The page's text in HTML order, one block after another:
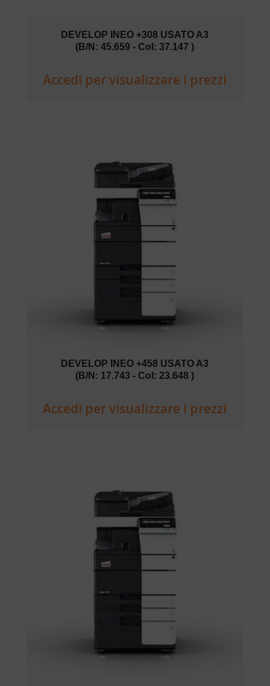
DEVELOP INEO +308 USATO A3
(B/N: 45.659 - Col: 37.147 )
Accedi per visualizzare i prezzi
DEVELOP INEO +458 USATO A3
(B/N: 17.743 - Col: 23.648 )
Accedi per visualizzare i prezzi